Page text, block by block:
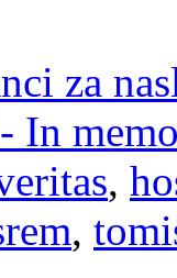
za
In
,
,